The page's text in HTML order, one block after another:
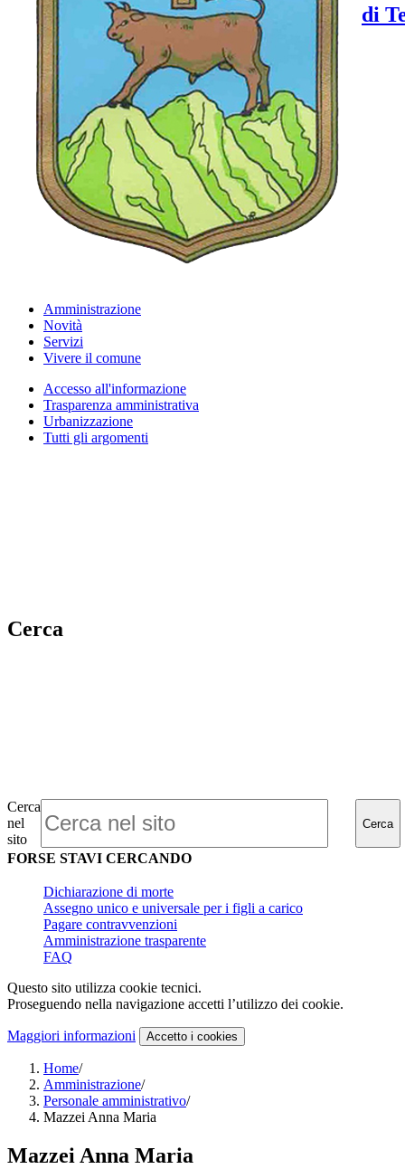
di
Amministrazione
Novità
Servizi
Vivere il comune
Accesso all'informazione
Trasparenza amministrativa
Urbanizzazione
Tutti gli argomenti
Cerca
Cerca
nel
sito
Cerca
FORSE STAVI CERCANDO
Dichiarazione di morte
Assegno unico e universale per i figli a carico
Pagare contravvenzioni
Amministrazione trasparente
FAQ
Questo sito utilizza cookie tecnici.
Proseguendo nella navigazione accetti l’utilizzo dei cookie.
Maggiori informazioni Accetto i cookies
Home/
Amministrazione/
Personale amministrativo/
Mazzei Anna Maria
Mazzei Anna Maria